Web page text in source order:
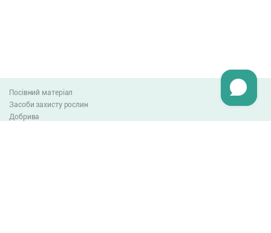
Посівний матеріал
Засоби захисту рослин
Добрива